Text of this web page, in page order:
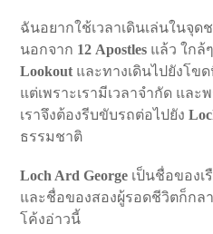
ฉันอยากใช้เวลาเดินเล่นในจุด
นอกจาก 12 Apostles แล้ว ใกล้
Lookout และทางเดินไปยังโข
แต่เพราะเรามีเวลาจำกัด แล
เราจึงต้องรีบขับรถต่อไปยัง
ธรรมชาติ
Loch Ard George เป็นชื่อของเ
และชื่อของสองผู้รอดชีวิตก็กล
โค้งอ่าวนี้